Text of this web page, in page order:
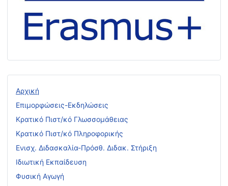
Αρχική
Επιμορφώσεις-Εκδηλώσεις
Κρατικό Πιστ/κό Γλωσσομάθειας
Κρατικό Πιστ/κό Πληροφορικής
Ενισχ. Διδασκαλία-Πρόσθ. Διδακ. Στήριξη
Ιδιωτική Εκπαίδευση
Φυσική Αγωγή